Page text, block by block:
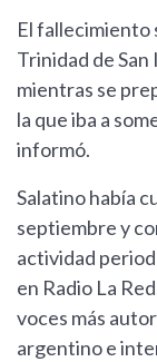
El fallecimiento
Trinidad de San
mientras se
la que iba a
informó.
Salatino había
septiembre y
actividad
en Radio La
voces más
argentino e